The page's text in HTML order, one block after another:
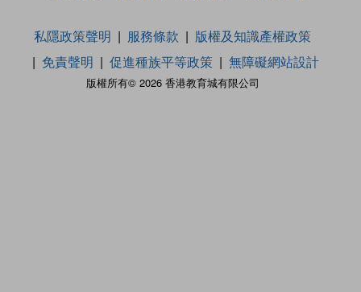
版權所有© 2026 香港教育城有限公司
私隱政策聲明 服務條款
版權及知識產權政策
免責聲明
促進種族平等政策 無障礙網站設計